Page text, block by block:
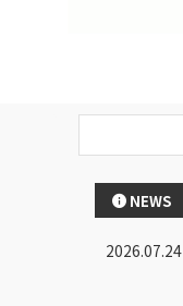
NEWS
2026.07.24